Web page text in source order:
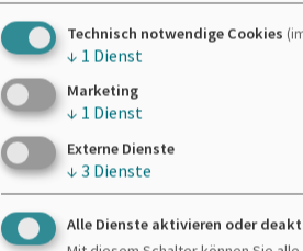
Technisch notwendige Cookies
↓ 1 Dienst
Marketing
↓ 1 Dienst
Externe Dienste
↓ 3 Dienste
Alle Dienste aktivieren oder